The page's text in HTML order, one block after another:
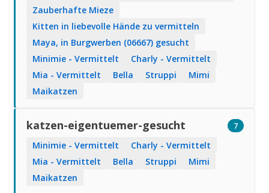
Zauberhafte Mieze
Kitten in liebevolle Hände zu vermitteln
Maya, in Burgwerben (06667) gesucht
Minimie - Vermittelt
Charly - Vermittelt
Mia - Vermittelt
Bella Struppi
Mimi
Maikatzen
katzen-eigentuemer-gesucht 7
Minimie - Vermittelt
Charly - Vermittelt
Mia - Vermittelt
Bella Struppi
Mimi
Maikatzen